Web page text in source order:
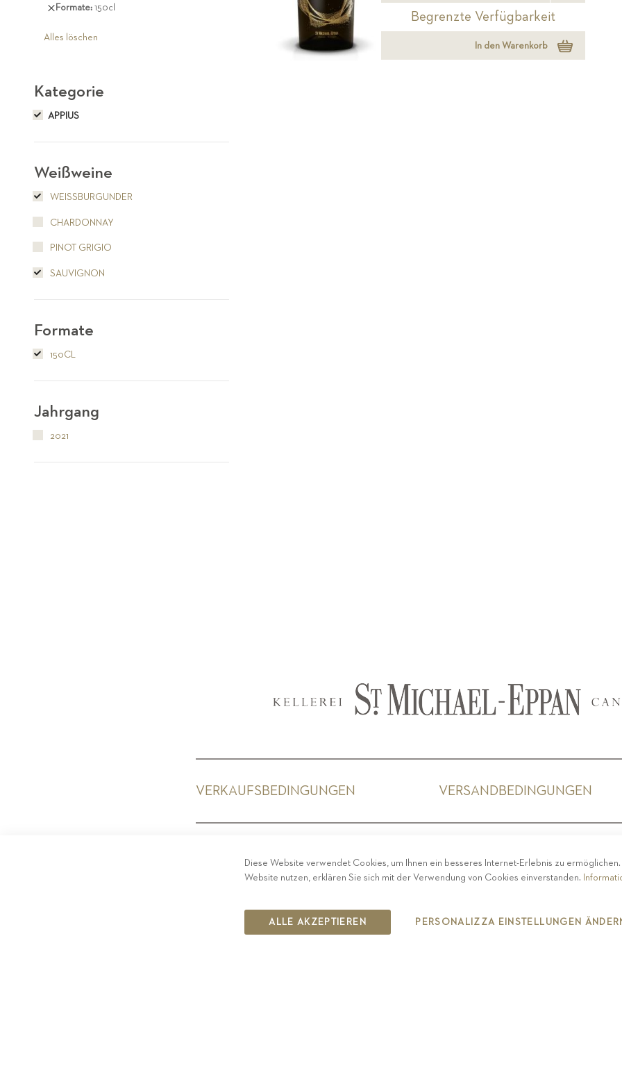
Begrenzte Verfügbarkeit
In den Warenkorb
entfernen
Formate 150cl
Diesen
entfernen
Alles löschen
Kategorie
APPIUS
Weißweine
WEISSBURGUNDER
CHARDONNAY
PINOT GRIGIO
SAUVIGNON
Formate
150CL
Jahrgang
2021
VERKAUFSBEDINGUNGEN VERSANDBEDINGUNGEN
COPYRIGHT 2019 ST.MICHAEL - EPPAN
Diese Website verwendet Cookies, um Ihnen ein besseres Internet-Erlebnis zu
Website nutzen, erklären Sie sich mit der Verwendung von Cookies einverstanden.
ALLE AKZEPTIEREN PERSONALIZZA EINSTELLUNGEN